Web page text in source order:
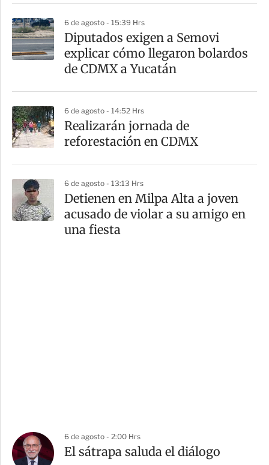
6 de agosto - 15:39 Hrs
Diputados exigen a Semovi
explicar cómo llegaron bolardos
de CDMX a Yucatán
6 de agosto - 14:52 Hrs
Realizarán jornada de
reforestación en CDMX
6 de agosto - 13:13 Hrs
Detienen en Milpa Alta a joven
acusado de violar a su amigo en
una fiesta
6 de agosto - 2:00 Hrs
El sátrapa saluda el diálogo